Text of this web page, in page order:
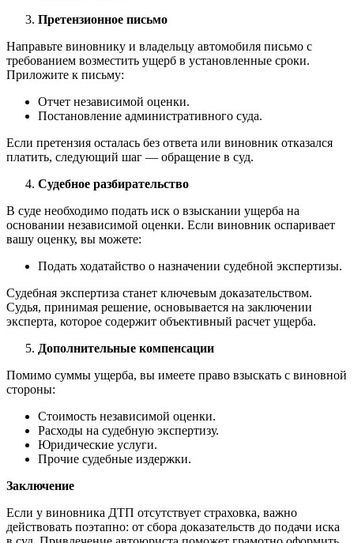
Претензионное письмо
Направьте виновнику и владельцу автомобиля письмо с
требованием возместить ущерб в установленные сроки.
Приложите к письму:
Отчет независимой оценки.
Постановление административного суда.
Если претензия осталась без ответа или виновник отказался
платить, следующий шаг — обращение в суд.
Судебное разбирательство
В суде необходимо подать иск о взыскании ущерба на
основании независимой оценки. Если виновник оспаривает
вашу оценку, вы можете:
Подать ходатайство о назначении судебной экспертизы.
Судебная экспертиза станет ключевым доказательством.
Судья, принимая решение, основывается на заключении
эксперта, которое содержит объективный расчет ущерба.
Дополнительные компенсации
Помимо суммы ущерба, вы имеете право взыскать с виновной
стороны:
Стоимость независимой оценки.
Расходы на судебную экспертизу.
Юридические услуги.
Прочие судебные издержки.
Заключение
Если у виновника ДТП отсутствует страховка, важно
действовать поэтапно: от сбора доказательств до подачи иска